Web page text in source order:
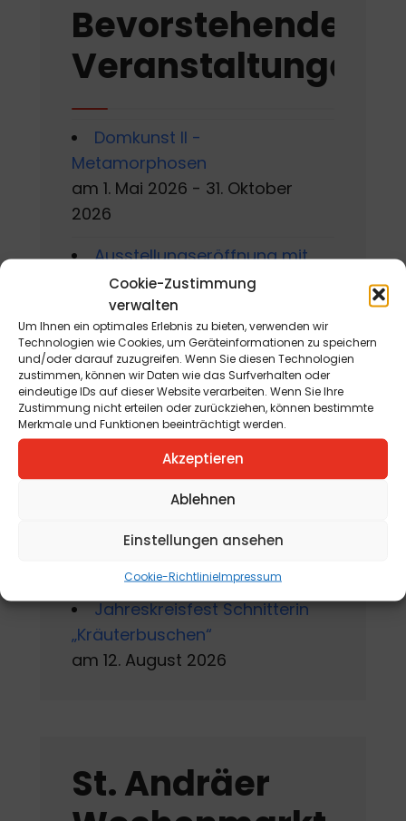
Cookie-Zustimmung
verwalten
Um Ihnen ein optimales Erlebnis zu bieten, verwenden wir
Technologien wie Cookies, um Geräteinformationen zu speichern
und/oder darauf zuzugreifen. Wenn Sie diesen Technologien
zustimmen, können wir Daten wie das Surfverhalten oder
eindeutige IDs auf dieser Website verarbeiten. Wenn Sie Ihre
Zustimmung nicht erteilen oder zurückziehen, können bestimmte
Merkmale und Funktionen beeinträchtigt werden.
Akzeptieren
Ablehnen
Einstellungen ansehen
Cookie-RichtlinieImpressum
Bevorstehende
Veranstaltungen
Domkunst II -
Metamorphosen
am 1. Mai 2026 - 31. Oktober
2026
Ausstellungseröffnung mit
Manfred Fabi, Christian Jaritz
und Werner Steinhauser
am 6. August 2026
Gackern 2026
am 7. August 2026 - 16. August
2026
Sommerworkshop der
Kärntner Kindermalschule in St.
am 10. August 2026 - 15. August
Jahreskreisfest Schnitterin
„Kräuterbuschen“
am 12. August 2026
St. Andräer